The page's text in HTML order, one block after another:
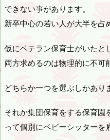
できない事があります。
新卒中心の若い人が大半を占
仮にベテラン保育士がいたと
両方求めるのは物理的に不可
どちらか一つを選ぶしかあり
それか集団保育をする保育園
って個別にベビーシッターを